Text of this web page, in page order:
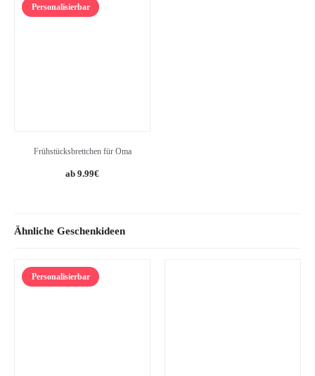
Personalisierbar
Frühstücksbrettchen für Oma
9.99€
Ähnliche Geschenkideen
Personalisierbar